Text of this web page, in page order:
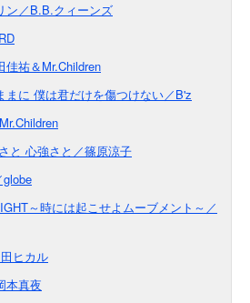
ン／B.B.クィーンズ
佳祐＆Mr.Children
まに 僕は君だけを傷つけない／B'z
と 心強さと／篠原涼子
～時には起こせよムーブメント～／
ヒカル
本真夜